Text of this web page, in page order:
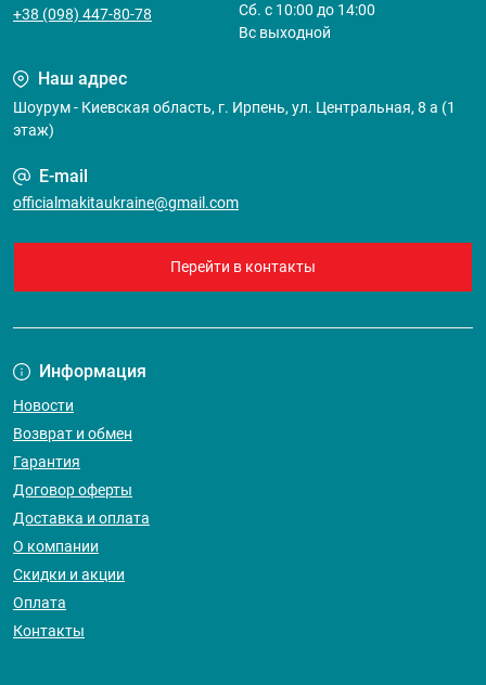
+38 (098) 447-80-78
Сб. с 10:00 до 14:00
Вс выходной
Наш адрес
Шоурум - Киевская область, г. Ирпень, ул. Центральная, 8 а (1
этаж)
E-mail
officialmakitaukraine@gmail.com
Перейти в контакты
Информация
Новости
Возврат и обмен
Гарантия
Договор оферты
Доставка и оплата
О компании
Скидки и акции
Оплата
Контакты